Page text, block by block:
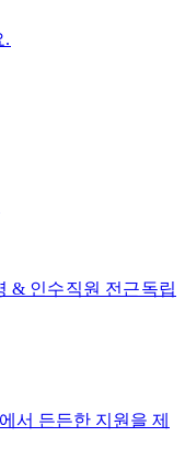
.​​
& 인수​​직원 전근​​독립
서 든든한 지원을 제